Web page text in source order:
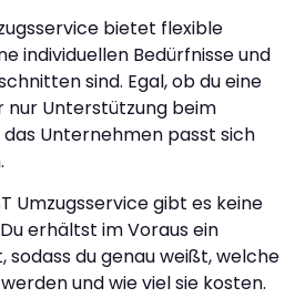
bietet flexible
individuellen Bedürfnisse und
sind. Egal, ob du eine
nur Unterstützung beim
Unternehmen passt sich
Umzugsservice gibt es keine
erhältst im Voraus ein
du genau weißt, welche
und wie viel sie kosten.